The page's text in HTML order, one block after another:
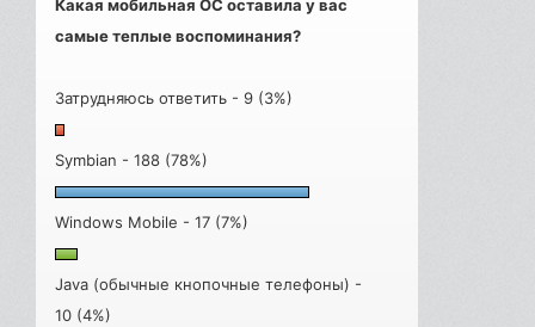
Какая мобильная ОС оставила у вас
самые теплые воспоминания?
Затрудняюсь ответить - 9 (3%)
Symbian - 188 (78%)
Windows Mobile - 17 (7%)
Java (обычные кнопочные телефоны) -
10 (4%)